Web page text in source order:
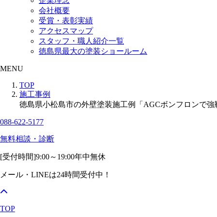
会社概要
受賞・表彰実績
アクセスマップ
スタッフ・職人紹介一覧
徳島県最大の塗装ショールーム
MENU
TOP
施工事例
徳島県小松島市の外壁塗装施工例「AGCボンフロンで強
088-622-5177
無料相談・診断
[受付時間]9:00～19:00年中無休
メール・LINEは24時間受付中！
TOP